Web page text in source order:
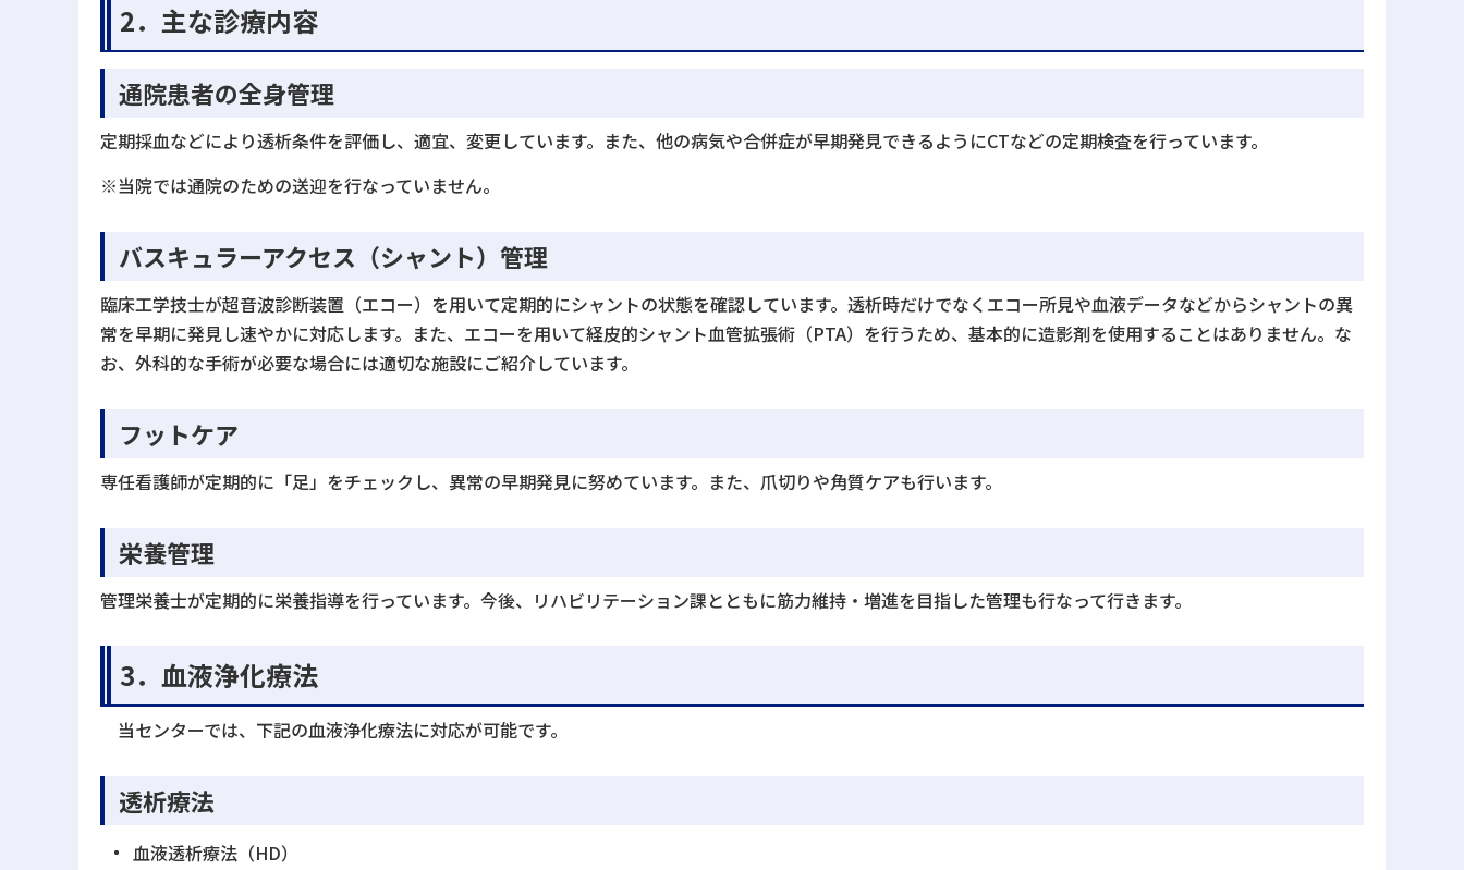
2．主な診療内容
通院患者の全身管理
定期採血などにより透析条件を評価し、適宜、変更しています。また、他の病気や合併症が早期発見できるようにCTなどの定期検査を行っています。
※当院では通院のための送迎を行なっていません。
バスキュラーアクセス（シャント）管理
臨床工学技士が超音波診断装置（エコー）を用いて定期的にシャントの状態を確認しています。透析時だけでなくエコー所見や血液データなどからシャントの異
常を早期に発見し速やかに対応します。また、エコーを用いて経皮的シャント血管拡張術（PTA）を行うため、基本的に造影剤を使用することはありません。な
お、外科的な手術が必要な場合には適切な施設にご紹介しています。
フットケア
専任看護師が定期的に「足」をチェックし、異常の早期発見に努めています。また、爪切りや角質ケアも行います。
栄養管理
管理栄養士が定期的に栄養指導を行っています。今後、リハビリテーション課とともに筋力維持・増進を目指した管理も行なって行きます。
3．血液浄化療法
当センターでは、下記の血液浄化療法に対応が可能です。
透析療法
血液透析療法（HD）